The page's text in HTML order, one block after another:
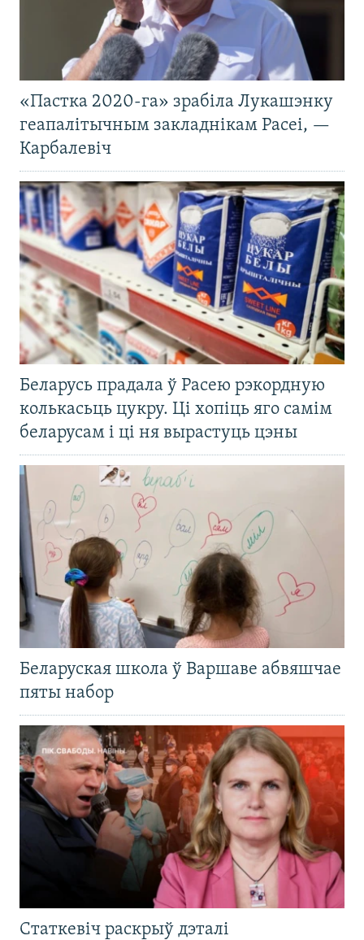
«Пастка 2020-га» зрабіла Лукашэнку
геапалітычным закладнікам Расеі, —
Карбалевіч
Беларусь прадала ў Расею рэкордную
колькасьць цукру. Ці хопіць яго самім
беларусам і ці ня вырастуць цэны
Беларуская школа ў Варшаве абвяшчае
пяты набор
Статкевіч раскрыў дэталі